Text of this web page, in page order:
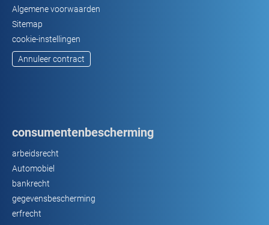
Algemene voorwaarden
Sitemap
cookie-instellingen
Annuleer contract
consumentenbescherming
arbeidsrecht
Automobiel
bankrecht
gegevensbescherming
erfrecht